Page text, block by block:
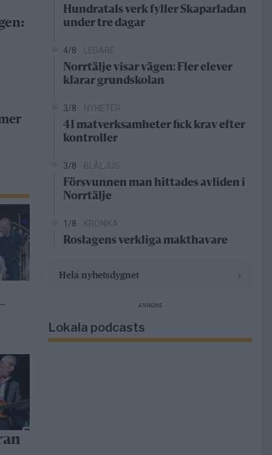
Hundratals verk fyller Skaparladan
under tre dagar
4/8 LEDARE
Norrtälje visar vägen: Fler elever
klarar grundskolan
3/8 NYHETER
41 matverksamheter fick krav efter
kontroller
3/8 BLÅLJUS
Försvunnen man hittades avliden i
Norrtälje
1/8 KRÖNIKA
Roslagens verkliga makthavare
Hela nyhetsdygnet
ANNONS
Lokala podcasts